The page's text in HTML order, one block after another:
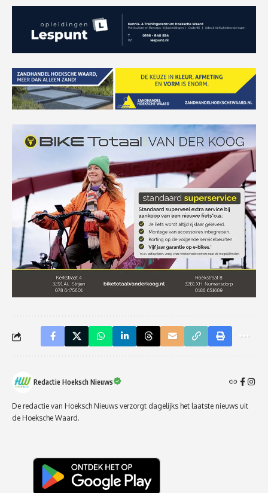
Redactie Hoeksch Nieuws
De redactie van Hoeksch Nieuws verzorgt dagelijks het laatste nieuws uit
de Hoeksche Waard.